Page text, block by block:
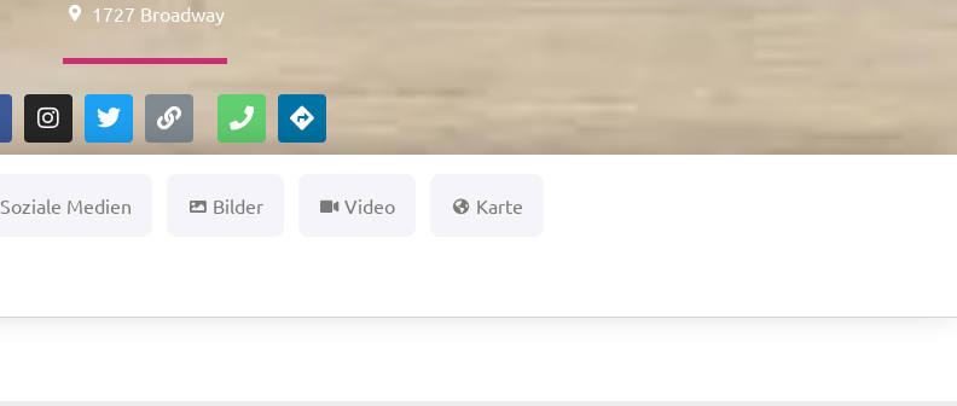
1727 Broadway
Soziale Medien Bilder Video Karte